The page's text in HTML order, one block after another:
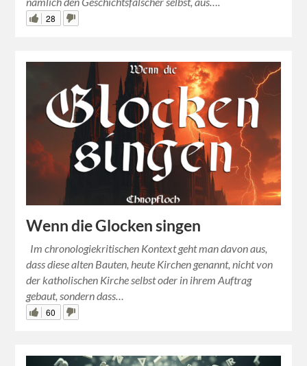
28
Wenn die Glocken singen
Im chronologiekritischen Kontext geht man davon aus,
dass diese alten Bauten, heute Kirchen genannt, nicht von
der katholischen Kirche selbst oder in ihrem Auftrag
gebaut, sondern dass…
60